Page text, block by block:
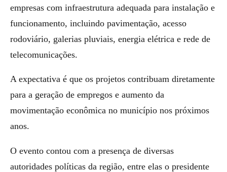
empresas com infraestrutura adequada para instalação e
funcionamento, incluindo pavimentação, acesso
rodoviário, galerias pluviais, energia elétrica e rede de
telecomunicações.
A expectativa é que os projetos contribuam diretamente
para a geração de empregos e aumento da
movimentação econômica no município nos próximos
anos.
O evento contou com a presença de diversas
autoridades políticas da região, entre elas o presidente